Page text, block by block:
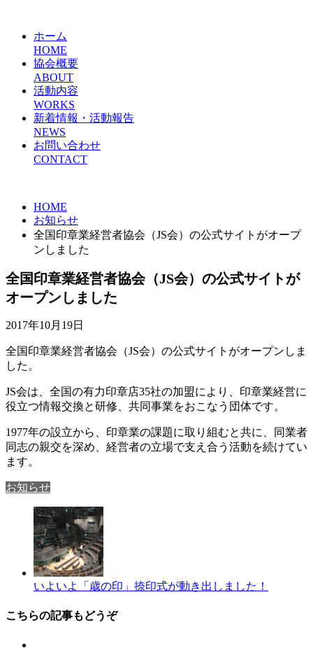
ホーム
HOME
協会概要
ABOUT
活動内容
WORKS
新着情報・活動報告
NEWS
お問い合わせ
CONTACT
HOME
お知らせ
全国印章業経営者協会（JS会）の公式サイトがオープ
ンしました
全国印章業経営者協会（JS会）の公式サイトが
オープンしました
2017年10月19日
全国印章業経営者協会（JS会）の公式サイトがオープンしま
した。
JS会は、全国の有力印章店35社の加盟により、印章業経営に
役立つ情報交換と研修、共同事業をおこなう団体です。
1977年の設立から、印章業の課題に取り組むと共に、同業者
同志の親交を深め、経営者の立場で支え合う活動を続けてい
ます。
お知らせ
いよいよ「歳の印」捺印式が動き出しました！
こちらの記事もどうぞ